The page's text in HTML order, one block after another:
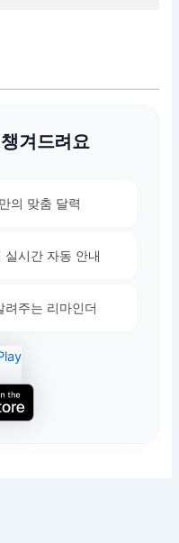
겨드려요
의 맞춤 달력
실시간 자동 안내
려주는 리마인더